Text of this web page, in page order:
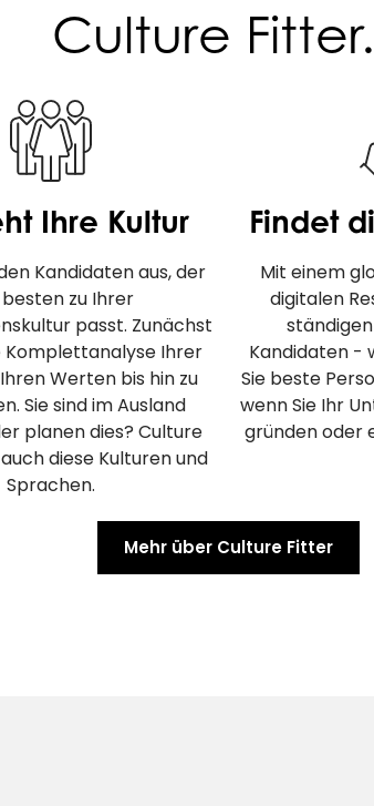
Culture
Ihre Kultur
Kandidaten aus, der
zu Ihrer
passt. Zunächst
Ihrer
Werten bis hin zu
Sie sind im Ausland
planen dies? Culture
diese Kulturen und
Sprachen.
Findet
Mit einem
digitalen
Kandidaten -
Sie beste
wenn Sie Ihr
gründen oder
Mehr über Culture Fitter